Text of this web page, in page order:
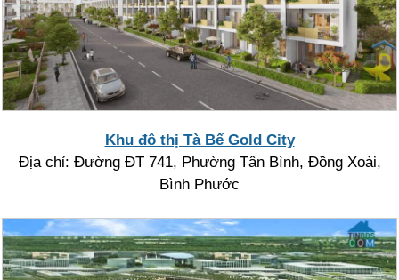
Khu đô thị Tà Bế Gold City
Địa chỉ: Đường ĐT 741, Phường Tân Bình, Đồng Xoài,
Bình Phước